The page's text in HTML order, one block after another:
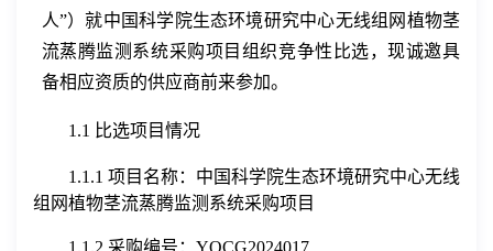
人”）就中国科学院生态环境研究中心无线组网植物茎
流蒸腾监测系统采购项目组织竞争性比选，现诚邀具
备相应资质的供应商前来参加。
1.1 比选项目情况
1.1.1 项目名称：中国科学院生态环境研究中心无线
组网植物茎流蒸腾监测系统采购项目
1.1.2 采购编号： YQCG2024017